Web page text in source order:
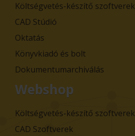
Költségvetés-készítő szoftverek
CAD Stúdió
Oktatás
Könyvkiadó és bolt
Dokumentumarchiválás
Webshop
Költségvetés-készítő szoftverek
CAD Szoftverek